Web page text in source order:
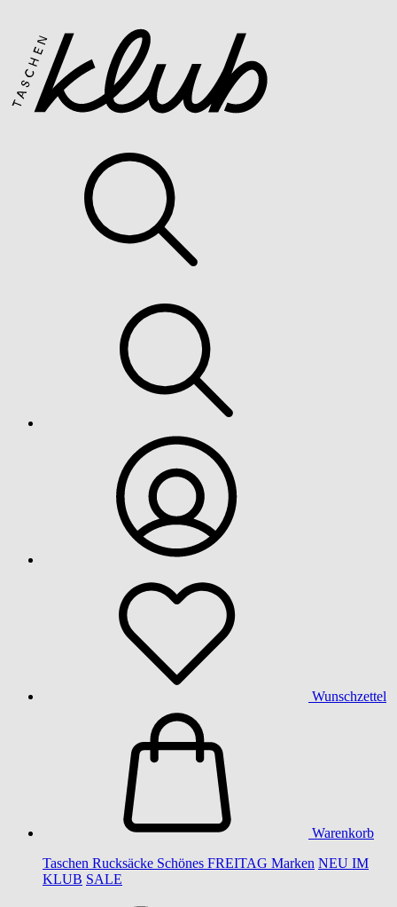
Wunschzettel
Warenkorb
Taschen Rucksäcke Schönes FREITAG Marken NEU IM
KLUB SALE